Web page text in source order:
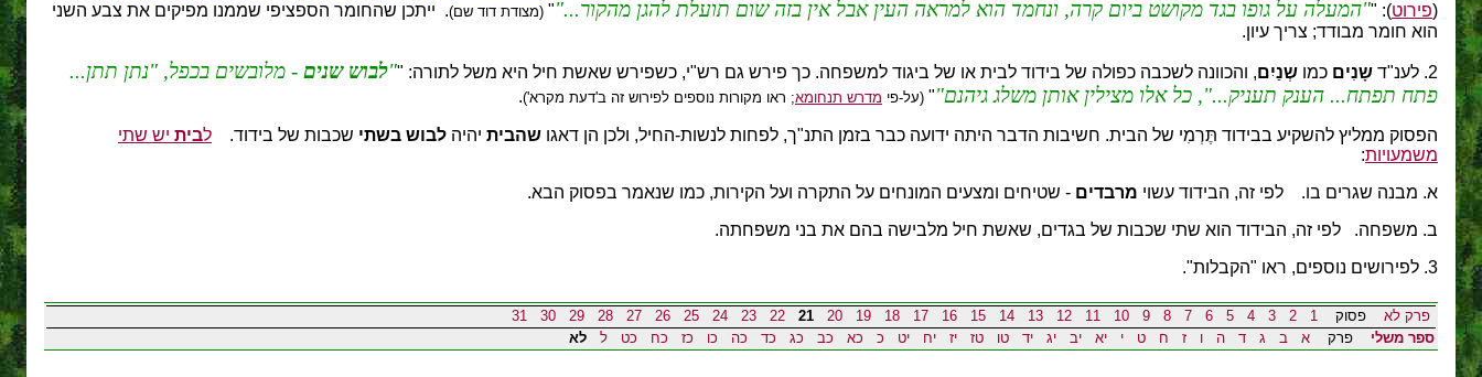
(פירוט): " המעלה על גופו בגד מקושט ביום קרה, ונחמד הוא למראה העין אבל אין בזה שום תועלת להגן מהקור... " (מצודת דוד שם). ייתכן שהחומר הספציפי שממנו מפיקים את צבע השני
הוא חומר מבודד; צריך עיון.
2. לענ"ד שָנִים כמו שְנַיִם, והכוונה לשכבה כפולה של בידוד לבית או של ביגוד למשפחה. כך פירש גם רש"י, כשפירש שאשת חיל היא משל לתורה: " לבוש שנים - מלובשים בכפל, "נתן תתן...
פתח תפתח... הענק תעניק...", כל אלו מצילין אותן משלג גיהנם " (על-פי מדרש תנחומא; ראו מקורות נוספים לפירוש זה ב'דעת מקרא').
הפסוק ממליץ להשקיע בבידוד תֶּרְמִי של הבית. חשיבות הדבר היתה ידועה כבר בזמן התנ"ך, לפחות לנשות-החיל, ולכן הן דאגו שהבית יהיה לבוש בשתי שכבות של בידוד. לבית יש שתי
משמעויות:
א. מבנה שגרים בו. לפי זה, הבידוד עשוי מרבדים - שטיחים ומצעים המונחים על התקרה ועל הקירות, כמו שנאמר בפסוק הבא.
ב. משפחה. לפי זה, הבידוד הוא שתי שכבות של בגדים, שאשת חיל מלבישה בהם את בני משפחתה.
3. לפירושים נוספים, ראו "הקבלות".
פרק לא פסוק 1
2
3
4
5
6
7
8
9
10
11
12
13
14
15
16
17
18
19
20
21
22
23
24
25
26
27
28
29
30
31
ספר משלי פרק א ב ג ד ה ו ז ח ט י יא יב יג יד טו טז יז יח יט כ כא כב כג כד כה כו כז כח כט ל לא